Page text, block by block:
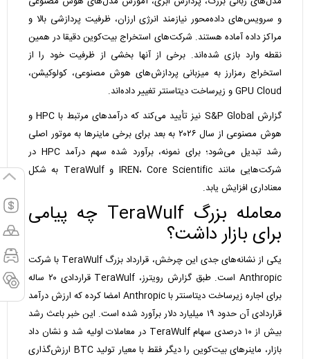
و سرویس‌های داده‌محور نیازمند انرژی ارزان، ظرفیت پردازشی بالا و
مراکز داده آماده هستند. شرکت‌های استخراج بیت‌کوین دقیقا در همین
نقطه وارد بازی شده‌اند. برخی از آنها بخشی از ظرفیت خود را از
استخراج رمزارز به میزبانی پردازش‌های هوش مصنوعی، کولوکیشن،
GPU Cloud و زیرساخت دیتاسنتر تغییر داده‌اند.
گزارش S&P Global نیز تأیید می‌کند که درآمدهای مرتبط با HPC و
هوش مصنوعی از سال ۲۰۲۶ به بعد برای برخی ماینرها به موتور اصلی
رشد تبدیل می‌شود؛ برای نمونه، برآورد شده سهم درآمد HPC در
شرکت‌هایی مانند IREN، Core Scientific و TeraWulf به شکل
معناداری افزایش یابد.
معامله بزرگ TeraWulf چه پیامی
برای بازار داشت؟
یکی از نشانه‌های جدی این چرخش، قرارداد بزرگ TeraWulf با شرکت
Anthropic است. طبق گزارش رویترز، TeraWulf قراردادی ۲۰ ساله
برای اجاره زیرساخت دیتاسنتر با Anthropic امضا کرده که ارزش درآمد
قراردادی آن حدود ۱۹ میلیارد دلار برآورد شده است. این خبر باعث رشد
بیش از ۱۰ درصدی سهام TeraWulf در معاملات اولیه شد و نشان داد
بازار، ماینرهای بیت‌کوین را دیگر فقط با معیار تولید BTC ارزش‌گذاری